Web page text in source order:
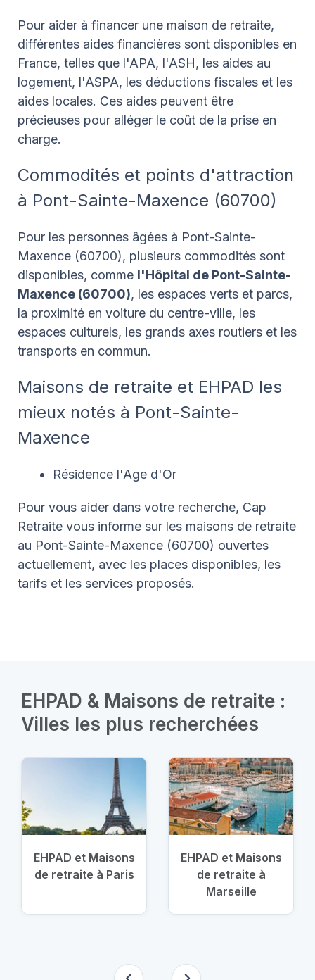
Pour aider à financer une maison de retraite,
différentes aides financières sont disponibles en
France, telles que l'APA, l'ASH, les aides au
logement, l'ASPA, les déductions fiscales et les
aides locales. Ces aides peuvent être
précieuses pour alléger le coût de la prise en
charge.
Commodités et points d'attraction
à Pont-Sainte-Maxence (60700)
Pour les personnes âgées à Pont-Sainte-
Maxence (60700), plusieurs commodités sont
disponibles, comme l'Hôpital de Pont-Sainte-
Maxence (60700), les espaces verts et parcs,
la proximité en voiture du centre-ville, les
espaces culturels, les grands axes routiers et les
transports en commun.
Maisons de retraite et EHPAD les
mieux notés à Pont-Sainte-
Maxence
Résidence l'Age d'Or
Pour vous aider dans votre recherche, Cap
Retraite vous informe sur les maisons de retraite
au Pont-Sainte-Maxence (60700) ouvertes
actuellement, avec les places disponibles, les
tarifs et les services proposés.
EHPAD & Maisons de retraite :
Villes les plus recherchées
EHPAD et Maisons
de retraite à Paris
EHPAD et Maisons
de retraite à
Marseille